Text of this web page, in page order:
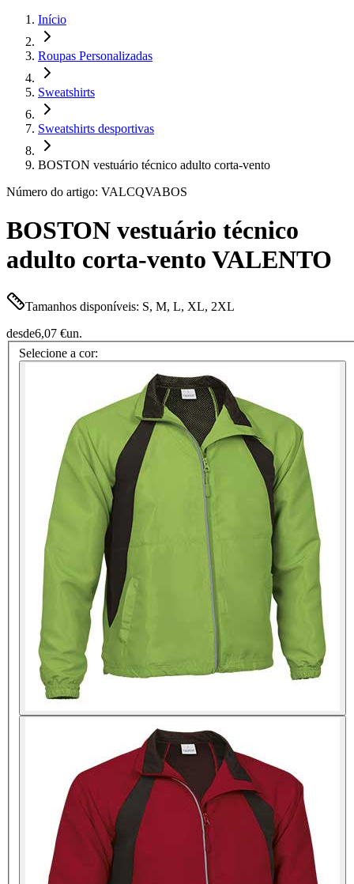
Início
Roupas Personalizadas
Sweatshirts
Sweatshirts desportivas
BOSTON vestuário técnico adulto corta-vento
Número do artigo: VALCQVABOS
BOSTON vestuário técnico
adulto corta-vento VALENTO
Tamanhos disponíveis: S, M, L, XL, 2XL
desde6,07 €un.
Selecione a cor: